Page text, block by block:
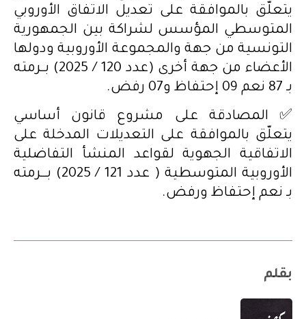
يتعلّق بالموافقة على تعديل الاتفاق الأوروبي
المتوسطي المؤسس لشراكة بين الجمهورية
التونسية من جهة والمجموعة الأوروبية ودولها
الأعضاء من جهة أخرى (عدد 120 / 2025) بــرمته
بـ 87 نعم 09 إحتفاظ و07 رفض.
✅ المصادقة على مشروع قانون أساسي
يتعلّق بالموافقة على التعديلات المدخلة على
الاتفاقية الجهوية لقواعد المنشأ التفاضلية
الأوروبية المتوسطية ( عدد 121 / 2025) بـــرمته
بـ نعم إحتفاظ ورفض.
بقلم